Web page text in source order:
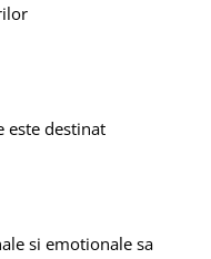
este destinat
si emotionale sa